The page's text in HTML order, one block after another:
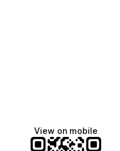
View on mobile